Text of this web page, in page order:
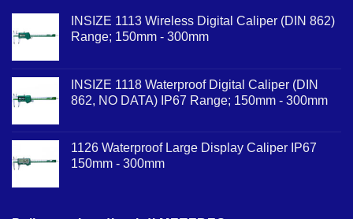
INSIZE 1113 Wireless Digital Caliper (DIN 862)
Range; 150mm - 300mm
INSIZE 1118 Waterproof Digital Caliper (DIN
862, NO DATA) IP67 Range; 150mm - 300mm
1126 Waterproof Large Display Caliper IP67
150mm - 300mm